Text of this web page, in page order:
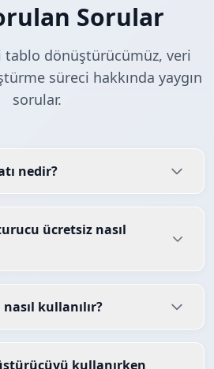
Sorular
tablo dönüştürücümüz, veri
süreci hakkında yaygın
sorular.
nedir?
ücretsiz nasıl
kullanılır?
kullanırken